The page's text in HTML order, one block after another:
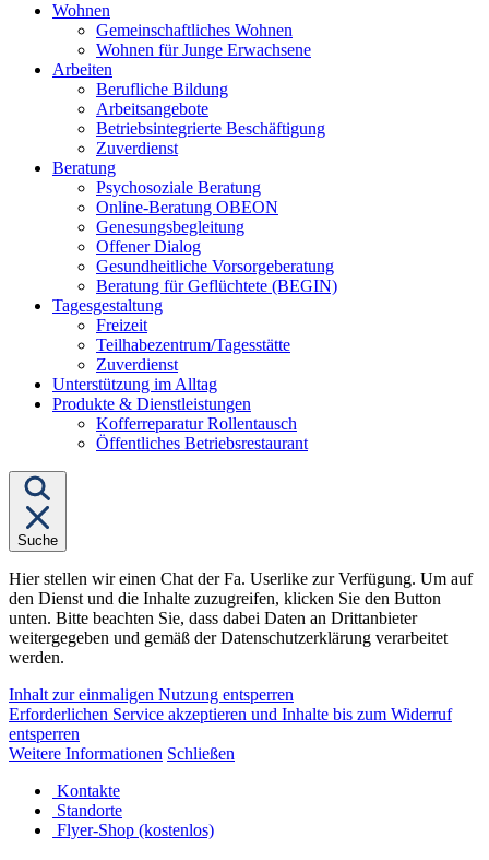
Wohnen
von
"Wohnen"
Gemeinschaftliches Wohnen
Wohnen für Junge Erwachsene
Arbeiten
von
"Arbeiten"
Berufliche Bildung
Arbeitsangebote
Betriebsintegrierte Beschäftigung
Zuverdienst
BeratungUntermenü
von
"Beratung"
Psychosoziale Beratung
Online-Beratung OBEON
Genesungsbegleitung
Offener Dialog
Gesundheitliche Vorsorgeberatung
Beratung für Geflüchtete (BEGIN)
TagesgestaltungUntermenü
"Tagesgestaltung"
Freizeit
Teilhabezentrum/Tagesstätte
Zuverdienst
Unterstützung im Alltag
Produkte & Dienstleistungen
von
"Produkte
&
Kofferreparatur Rollentausch
Öffentliches Betriebsrestaurant
Suche
Hier stellen wir einen Chat der Fa. Userlike zur Verfügung. Um auf
den Dienst und die Inhalte zuzugreifen, klicken Sie den Button
unten. Bitte beachten Sie, dass dabei Daten an Drittanbieter
weitergegeben und gemäß der Datenschutzerklärung verarbeitet
werden.
Inhalt zur einmaligen Nutzung entsperren
Erforderlichen Service akzeptieren und Inhalte bis zum Widerruf
entsperren
Weitere Informationen Schließen
Kontakte
Standorte
Flyer-Shop (kostenlos)